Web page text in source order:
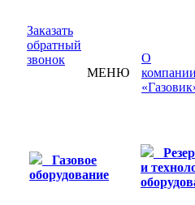
Заказать
обратный
звонок
МЕНЮ
О
Газовое
оборудование
и